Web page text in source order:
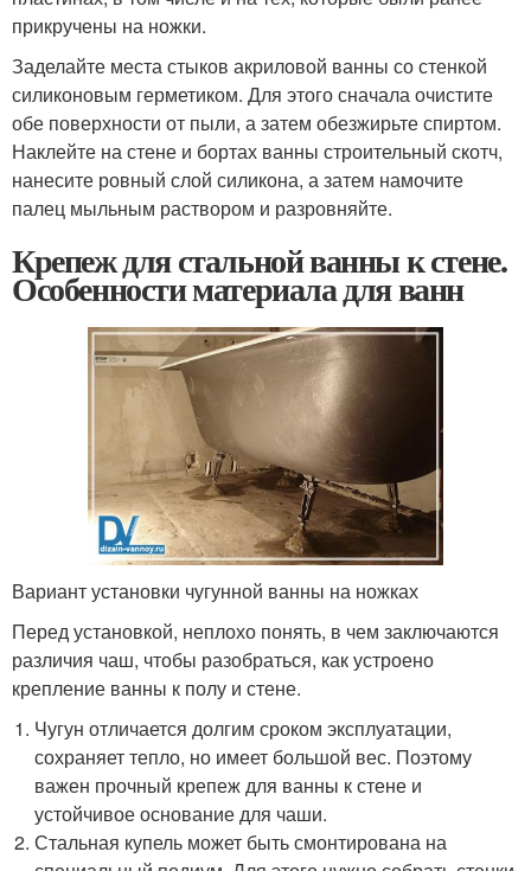
прикручены на ножки.
Заделайте места стыков акриловой ванны со стенкой
силиконовым герметиком. Для этого сначала очистите
обе поверхности от пыли, а затем обезжирьте спиртом.
Наклейте на стене и бортах ванны строительный скотч,
нанесите ровный слой силикона, а затем намочите
палец мыльным раствором и разровняйте.
Крепеж для стальной ванны к стене.
Особенности материала для ванн
Вариант установки чугунной ванны на ножках
Перед установкой, неплохо понять, в чем заключаются
различия чаш, чтобы разобраться, как устроено
крепление ванны к полу и стене.
Чугун отличается долгим сроком эксплуатации,
сохраняет тепло, но имеет большой вес. Поэтому
важен прочный крепеж для ванны к стене и
устойчивое основание для чаши.
Стальная купель может быть смонтирована на